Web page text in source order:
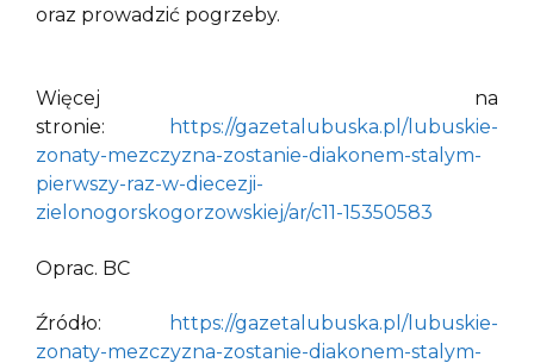
oraz prowadzić pogrzeby.
Więcej na
stronie:
https://gazetalubuska.pl/lubuskie-
zonaty-mezczyzna-zostanie-diakonem-stalym-
pierwszy-raz-w-diecezji-
zielonogorskogorzowskiej/ar/c11-15350583
Oprac. BC
Źródło:
https://gazetalubuska.pl/lubuskie-
zonaty-mezczyzna-zostanie-diakonem-stalym-